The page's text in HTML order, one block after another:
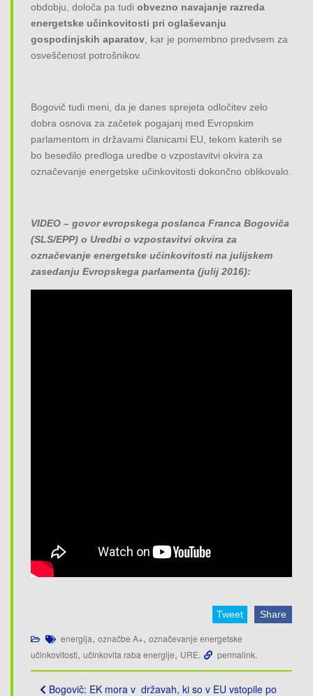
obdobju, določa pa tudi obvezno navajanje razreda
energetske učinkovitosti pri oglaševanju
gospodinjskih aparatov , kar je pomembno predvsem za
osveščenost potrošnikov.
Bogovič tudi meni, da je danes sprejeta odločitev zelo
dobra osnova za začetek pogajanj med Evropskim
parlamentom in državami članicami EU, tekom katerih se
bo besedilo predloga uredbe o vzpostavitvi okvira za
označevanje energetske učinkovitosti dokončno oblikovalo.
VIDEO – govor evropskega poslanca Franca Bogoviča
(SLS/EPP) o Uredbi o vzpostavitvi okvira za
označevanje energetske učinkovitosti na julijskem
zasedanju Evropskega parlamenta (julij 2016):
Tweet Share
energija, označbe A+, označevanje energetske
učinkovitosti, učinkovita raba energije, URE. permalink.
Post
Bogovič: EK mora v državah, ki so v EU vstopile po